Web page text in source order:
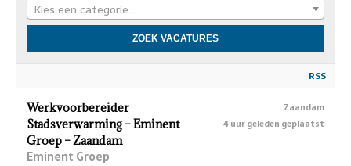
Kies een categorie…
RSS
Werkvoorbereider
Stadsverwarming – Eminent
Groep – Zaandam
Eminent Groep
Zaandam
4 uur geleden geplaatst